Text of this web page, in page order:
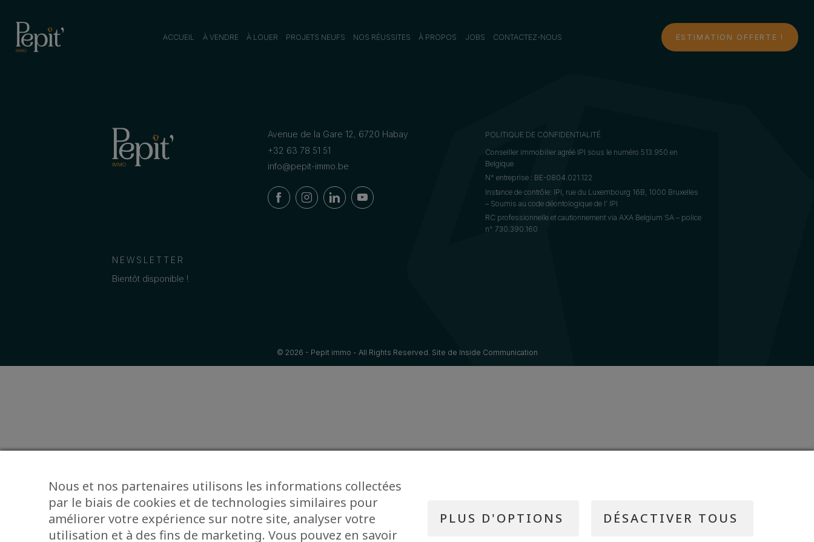
ACCUEIL À VENDRE À LOUER PROJETS NEUFS NOS RÉUSSITES À PROPOS JOBS CONTACTEZ-NOUS ESTIMATION OFFERTE !
Avenue de la Gare 12, 6720 Habay
+32 63 78 51 51
info@pepit-immo.be
POLITIQUE DE CONFIDENTIALITÉ
Conseiller immobilier agréé IPI sous le numéro 513.950 en
Belgique
N° entreprise : BE-0804.021.122
Instance de contrôle: IPI, rue du Luxembourg 16B, 1000 Bruxelles
– Soumis au code déontologique de l’ IPI
RC professionnelle et cautionnement via AXA Belgium SA – police
n° 730.390.160
NEWSLETTER
Bientôt disponible !
© 2026 - Pepit immo - All Rights Reserved. Site de Inside Communication
Nous et nos partenaires utilisons les informations collectées
par le biais de cookies et de technologies similaires pour
améliorer votre expérience sur notre site, analyser votre
utilisation et à des fins de marketing. Vous pouvez en savoir
PLUS D'OPTIONS DÉSACTIVER TOUS